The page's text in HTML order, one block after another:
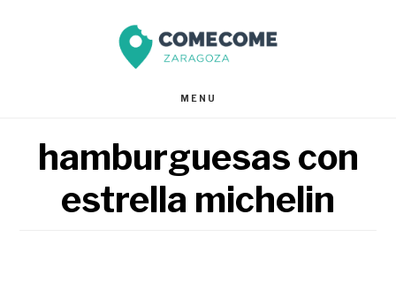
página
MENU
hamburguesas con
estrella michelin